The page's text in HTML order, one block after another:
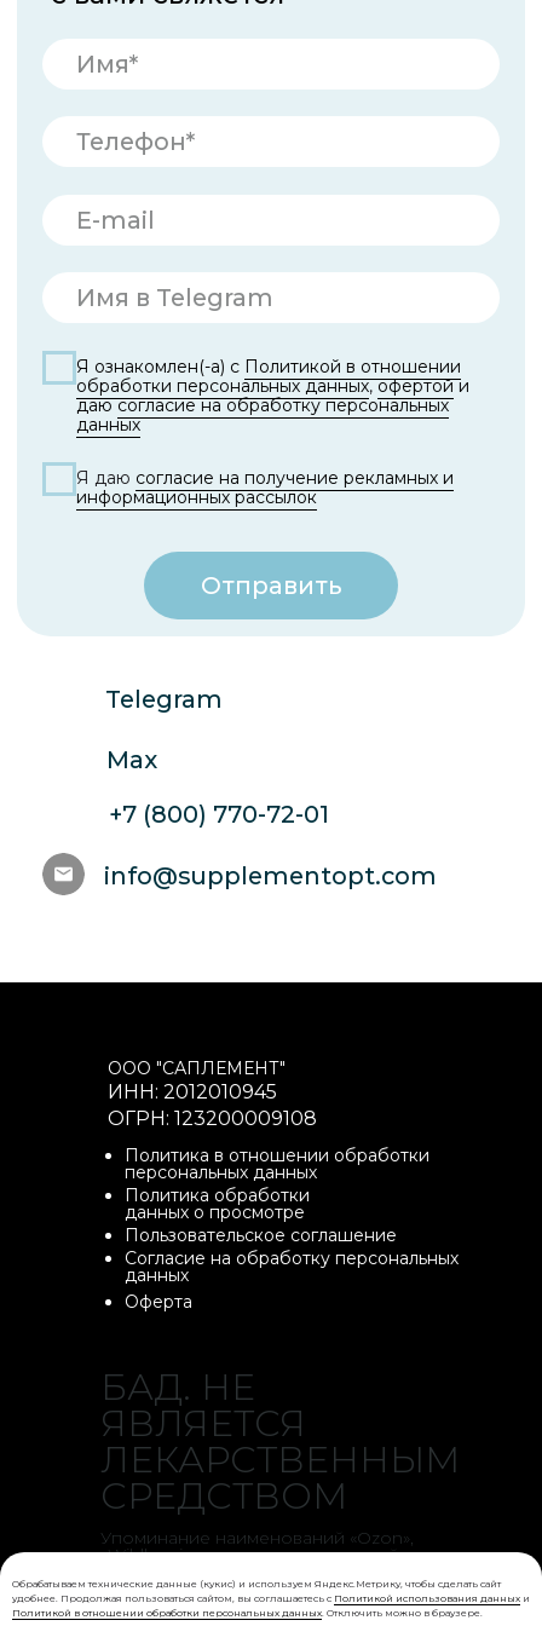
Политика в отношении обработки
персональных данных
Согласие на обработку персональных
данных
Политика обработки
данных о просмотре
Пользовательское соглашение
Оферта
ОГРН: 123200009108
БАД. НЕ
ЯВЛЯЕТСЯ
ЛЕКАРСТВЕННЫМ
СРЕДСТВОМ
Упоминание наименований «Ozon»,
«Wildberries» и других маркетплейсов на
информационный характер и
используется для описания каналов
ИНН: 2012010945
ООО "САПЛЕМЕНТ"
Обрабатываем технические данные (кукис) и используем Яндекс.Метрику, чтобы сделать сайт
удобнее. Продолжая пользоваться сайтом, вы соглашаетесь с Политикой использования данных и
Политикой в отношении обработки персональных данных. Отключить можно в браузере.